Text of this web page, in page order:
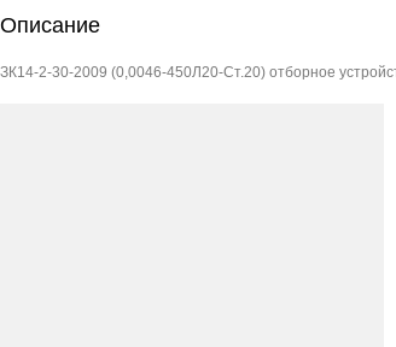
(0,0046-
Ст.20)
Описание
ЗК14-2-30-2009 (0,0046-450Л20-Ст.20) отборное